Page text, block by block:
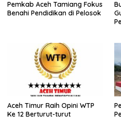
Pemkab Aceh Tamiang Fokus
Benahi Pendidikan di Pelosok
Aceh Timur Raih Opini WTP
Ke 12 Berturut-turut